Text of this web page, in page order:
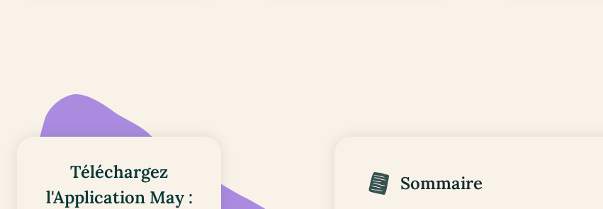
Téléchargez
l'Application May :
Sommaire